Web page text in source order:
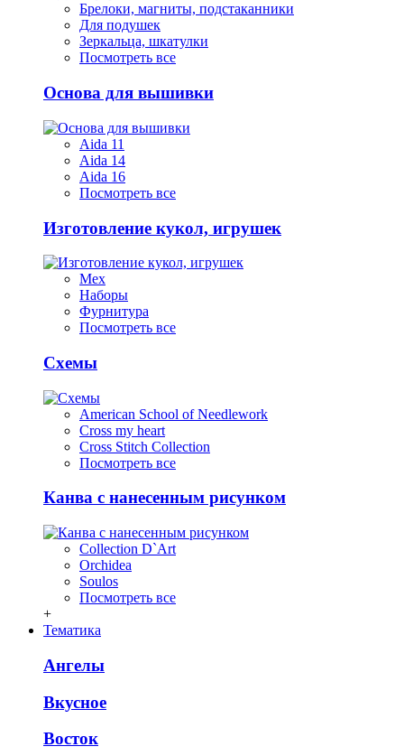
Брелоки, магниты, подстаканники
Для подушек
Зеркальца, шкатулки
Посмотреть все
Основа для вышивки
Aida 11
Aida 14
Aida 16
Посмотреть все
Изготовление кукол, игрушек
Мех
Наборы
Фурнитура
Посмотреть все
Схемы
American School of Needlework
Cross my heart
Cross Stitch Collection
Посмотреть все
Канва с нанесенным рисунком
Collection D`Art
Orchidea
Soulos
Посмотреть все
+
Тематика
Ангелы
Вкусное
Восток